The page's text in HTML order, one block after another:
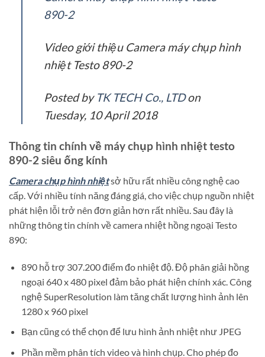
890-2
Video giới thiệu Camera máy chụp hình
nhiệt Testo 890-2
Posted by TK TECH Co., LTDon
Tuesday, 10 April 2018
Thông tin chính về máy chụp hình nhiệt testo
890-2 siêu ống kính
Camera chụp hình nhiệtsở hữu rất nhiều công nghệ cao
cấp. Với nhiều tính năng đáng giá, cho việc chụp nguồn nhiệt
phát hiện lỗi trở nên đơn giản hơn rất nhiều. Sau đây là
những thông tin chính về camera nhiệt hồng ngoại Testo
890:
890 hỗ trợ 307.200 điểm đo nhiệt độ. Độ phân giải hồng
ngoại 640 x 480 pixel đảm bảo phát hiện chính xác. Công
nghệ SuperResolution làm tăng chất lượng hình ảnh lên
1280 x 960 pixel
Bạn cũng có thể chọn để lưu hình ảnh nhiệt như JPEG
Phần mềm phân tích video và hình chụp. Cho phép đo